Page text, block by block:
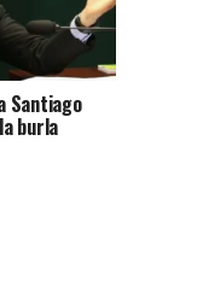
Santiago
burla